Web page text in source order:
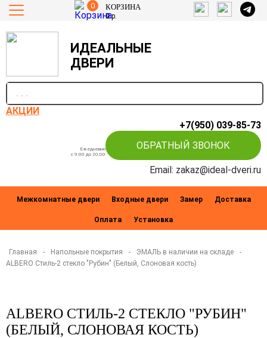
0 КОРЗИНА
0р.
ИДЕАЛЬНЫЕ
ДВЕРИ
АКЦИИ
+7(950) 039-85-73
Ежедневно
c 9:00 до 20:00
ОБРАТНЫЙ ЗВОНОК
Email: zakaz@ideal-dveri.ru
Межкомнатные двери Входные двери Замер Доставка
Оплата Установка
Главная - Напольные покрытия - ЭМАЛЬ в наличии на складе
-
ALBERO Стиль-2 стекло "Рубин" (Белый, Слоновая кость)
ALBERO СТИЛЬ-2 СТЕКЛО "РУБИН"
(БЕЛЫЙ, СЛОНОВАЯ КОСТЬ)